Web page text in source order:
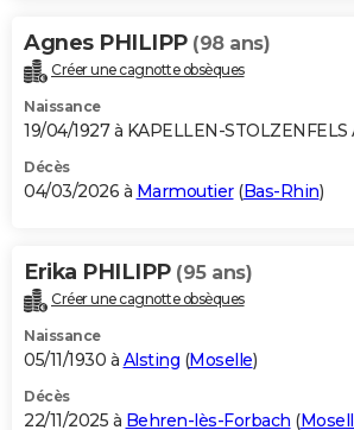
Bricolage
Lifestyle
Culture
Sport
Auto
Television
Voyage
Cinema
Agnes PHILIPP (98 ans)
Créer une cagnotte obsèques
Naissance
19/04/1927 à KAPELLEN-STOLZENFELS
Décès
04/03/2026 à Marmoutier(Bas-Rhin)
Erika PHILIPP (95 ans)
Créer une cagnotte obsèques
Naissance
05/11/1930 à Alsting (Moselle)
Décès
22/11/2025 à Behren-lès-Forbach (